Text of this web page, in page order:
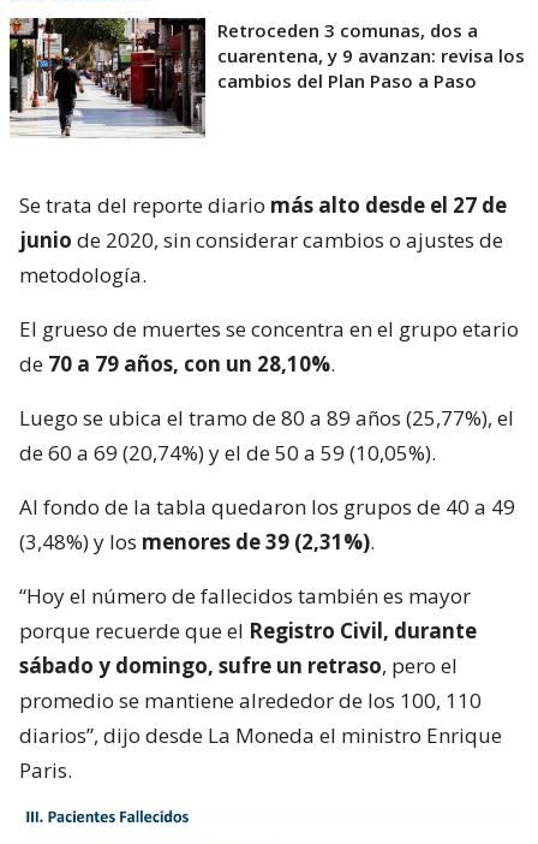
Retroceden 3 comunas, dos a
cuarentena, y 9 avanzan: revisa los
cambios del Plan Paso a Paso
Se trata del reporte diario más alto desde el 27 de
junio de 2020, sin considerar cambios o ajustes de
metodología.
El grueso de muertes se concentra en el grupo etario
de 70 a 79 años, con un 28,10%.
Luego se ubica el tramo de 80 a 89 años (25,77%), el
de 60 a 69 (20,74%) y el de 50 a 59 (10,05%).
Al fondo de la tabla quedaron los grupos de 40 a 49
(3,48%) y los menores de 39 (2,31%).
“Hoy el número de fallecidos también es mayor
porque recuerde que el Registro Civil, durante
sábado y domingo, sufre un retraso, pero el
promedio se mantiene alrededor de los 100, 110
diarios”, dijo desde La Moneda el ministro Enrique
Paris.